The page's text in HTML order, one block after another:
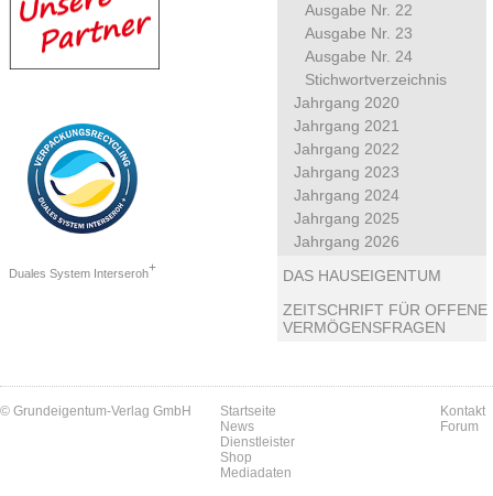
Duales System Interseroh+
Ausgabe Nr. 22
Ausgabe Nr. 23
Ausgabe Nr. 24
Stichwortverzeichnis
Jahrgang 2020
Jahrgang 2021
Jahrgang 2022
Jahrgang 2023
Jahrgang 2024
Jahrgang 2025
Jahrgang 2026
DAS HAUSEIGENTUM
ZEITSCHRIFT FÜR OFFENE
VERMÖGENSFRAGEN
© Grundeigentum-Verlag GmbH
Startseite
News
Dienstleister
Shop
Mediadaten
Kontakt
Forum